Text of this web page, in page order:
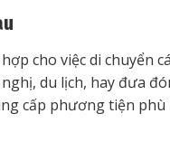
cho việc di chuyển
du lịch, hay đưa
cấp phương tiện